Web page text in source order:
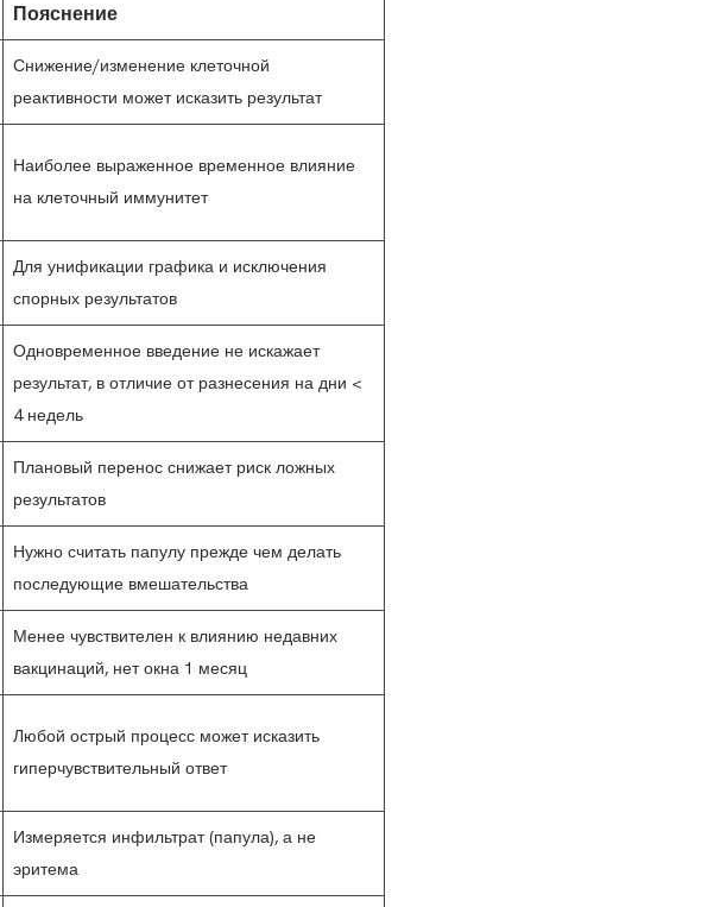
Пояснение
Снижение/изменение клеточной
реактивности может исказить результат
Наиболее выраженное временное влияние
на клеточный иммунитет
Для унификации графика и исключения
спорных результатов
Одновременное введение не искажает
результат, в отличие от разнесения на дни <
4 недель
Плановый перенос снижает риск ложных
результатов
Нужно считать папулу прежде чем делать
последующие вмешательства
Менее чувствителен к влиянию недавних
вакцинаций, нет окна 1 месяц
Любой острый процесс может исказить
гиперчувствительный ответ
Измеряется инфильтрат (папула), а не
эритема